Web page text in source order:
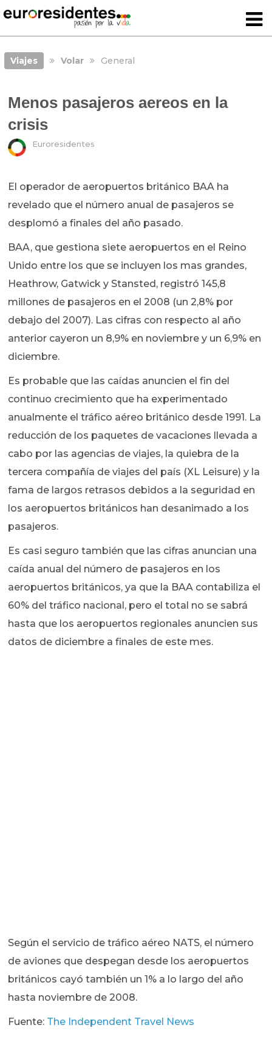
Viajes Volar General
Menos pasajeros aereos en la
crisis
Euroresidentes
El operador de aeropuertos británico BAA ha
revelado que el número anual de pasajeros se
desplomó a finales del año pasado.
BAA, que gestiona siete aeropuertos en el Reino
Unido entre los que se incluyen los mas grandes,
Heathrow, Gatwick y Stansted, registró 145,8
millones de pasajeros en el 2008 (un 2,8% por
debajo del 2007). Las cifras con respecto al año
anterior cayeron un 8,9% en noviembre y un 6,9% en
diciembre.
Es probable que las caídas anuncien el fin del
continuo crecimiento que ha experimentado
anualmente el tráfico aéreo británico desde 1991. La
reducción de los paquetes de vacaciones llevada a
cabo por las agencias de viajes, la quiebra de la
tercera compañía de viajes del país (XL Leisure) y la
fama de largos retrasos debidos a la seguridad en
los aeropuertos británicos han desanimado a los
pasajeros.
Es casi seguro también que las cifras anuncian una
caída anual del número de pasajeros en los
aeropuertos británicos, ya que la BAA contabiliza el
60% del tráfico nacional, pero el total no se sabrá
hasta que los aeropuertos regionales anuncien sus
datos de diciembre a finales de este mes.
Según el servicio de tráfico aéreo NATS, el número
de aviones que despegan desde los aeropuertos
británicos cayó también un 1% a lo largo del año
hasta noviembre de 2008.
Fuente: The Independent Travel News